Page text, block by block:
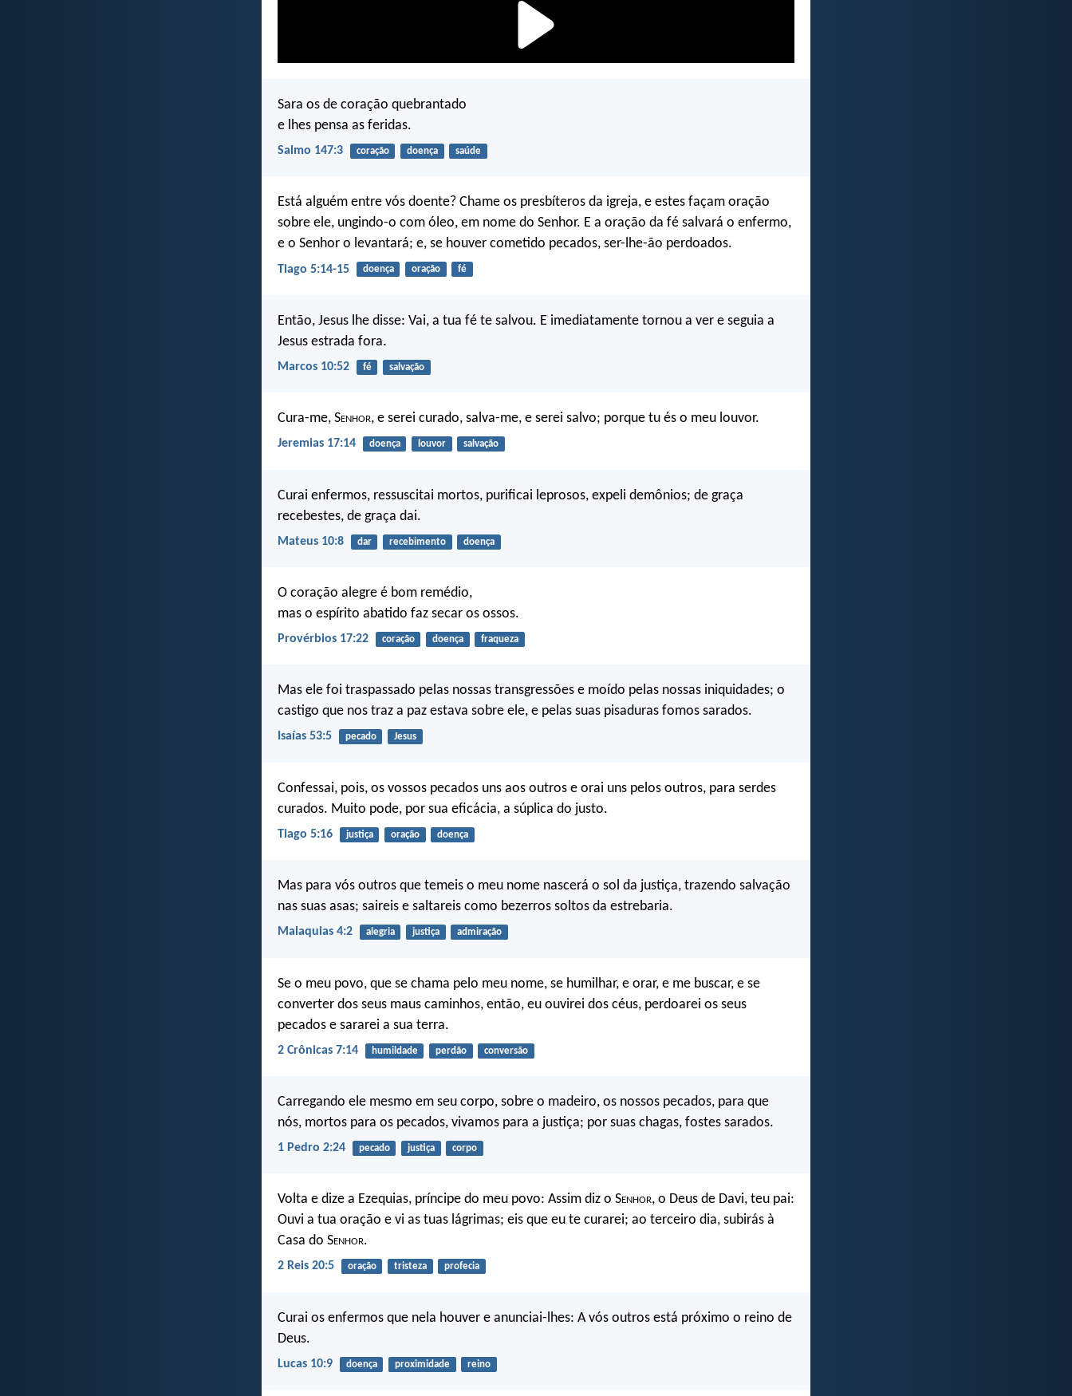
Sara os de coração quebrantado
e lhes pensa as feridas.
Salmo 147:3 coração doença saúde
Está alguém entre vós doente? Chame os presbíteros da igreja, e estes façam oração
sobre ele, ungindo-o com óleo, em nome do Senhor. E a oração da fé salvará o enfermo,
e o Senhor o levantará; e, se houver cometido pecados, ser-lhe-ão perdoados.
Tiago 5:14-15 doença oração fé
Então, Jesus lhe disse: Vai, a tua fé te salvou. E imediatamente tornou a ver e seguia a
Jesus estrada fora.
Marcos 10:52 fé salvação
Cura-me, Senhor, e serei curado, salva-me, e serei salvo; porque tu és o meu louvor.
Jeremias 17:14 doença louvor salvação
Curai enfermos, ressuscitai mortos, purificai leprosos, expeli demônios; de graça
recebestes, de graça dai.
Mateus 10:8 dar recebimento doença
O coração alegre é bom remédio,
mas o espírito abatido faz secar os ossos.
Provérbios 17:22 coração doença fraqueza
Mas ele foi traspassado pelas nossas transgressões e moído pelas nossas iniquidades; o
castigo que nos traz a paz estava sobre ele, e pelas suas pisaduras fomos sarados.
Isaías 53:5 pecado Jesus
Confessai, pois, os vossos pecados uns aos outros e orai uns pelos outros, para serdes
curados. Muito pode, por sua eficácia, a súplica do justo.
Tiago 5:16 justiça oração doença
Mas para vós outros que temeis o meu nome nascerá o sol da justiça, trazendo salvação
nas suas asas; saireis e saltareis como bezerros soltos da estrebaria.
Malaquias 4:2 alegria justiça admiração
Se o meu povo, que se chama pelo meu nome, se humilhar, e orar, e me buscar, e se
converter dos seus maus caminhos, então, eu ouvirei dos céus, perdoarei os seus
pecados e sararei a sua terra.
2 Crônicas 7:14 humildade perdão conversão
Carregando ele mesmo em seu corpo, sobre o madeiro, os nossos pecados, para que
nós, mortos para os pecados, vivamos para a justiça; por suas chagas, fostes sarados.
1 Pedro 2:24 pecado justiça corpo
Volta e dize a Ezequias, príncipe do meu povo: Assim diz o Senhor, o Deus de Davi, teu pai:
Ouvi a tua oração e vi as tuas lágrimas; eis que eu te curarei; ao terceiro dia, subirás à
Casa do Senhor.
2 Reis 20:5 oração tristeza profecia
Curai os enfermos que nela houver e anunciai-lhes: A vós outros está próximo o reino de
Deus.
Lucas 10:9 doença proximidade reino